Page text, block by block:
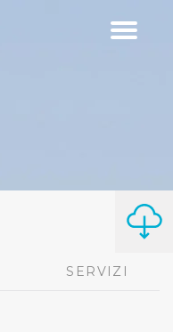
Toggle
SERVIZI